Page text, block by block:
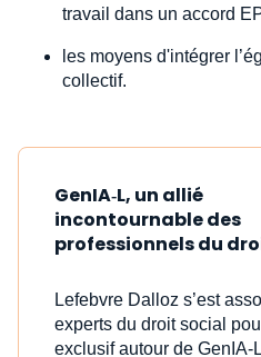
travail dans un accord
les moyens d'intégrer
collectif.
GenIA‑L, un allié
incontournable des
professionnels du
Lefebvre Dalloz s’est
experts du droit social
exclusif autour de